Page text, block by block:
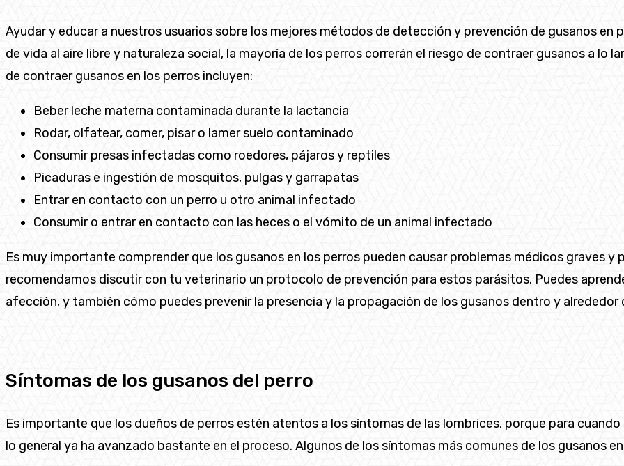
Ayudar y educar a nuestros usuarios sobre los mejores métodos de detección y prevención de gusanos en
de vida al aire libre y naturaleza social, la mayoría de los perros correrán el riesgo de contraer gusanos a lo
de contraer gusanos en los perros incluyen:
Beber leche materna contaminada durante la lactancia
Rodar, olfatear, comer, pisar o lamer suelo contaminado
Consumir presas infectadas como roedores, pájaros y reptiles
Picaduras e ingestión de mosquitos, pulgas y garrapatas
Entrar en contacto con un perro u otro animal infectado
Consumir o entrar en contacto con las heces o el vómito de un animal infectado
Es muy importante comprender que los gusanos en los perros pueden causar problemas médicos graves y
recomendamos discutir con tu veterinario un protocolo de prevención para estos parásitos. Puedes
afección, y también cómo puedes prevenir la presencia y la propagación de los gusanos dentro y
Síntomas de los gusanos del perro
Es importante que los dueños de perros estén atentos a los síntomas de las lombrices, porque para
lo general ya ha avanzado bastante en el proceso. Algunos de los síntomas más comunes de los gusanos